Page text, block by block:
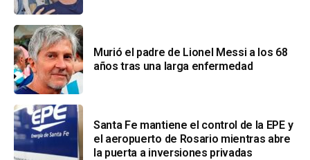
Murió el padre de Lionel Messi a los 68
años tras una larga enfermedad
Santa Fe mantiene el control de la EPE y
el aeropuerto de Rosario mientras abre
la puerta a inversiones privadas